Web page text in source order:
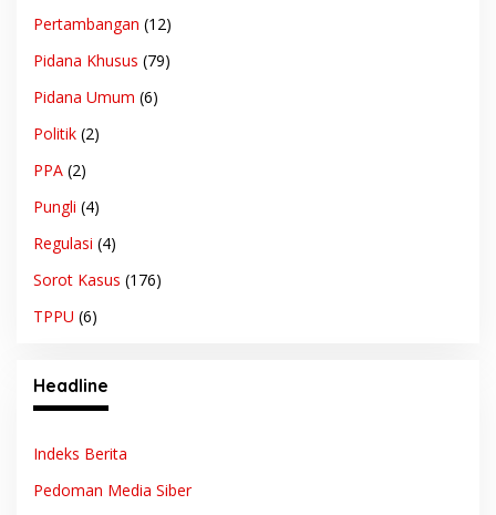
Pertambangan (12)
Pidana Khusus (79)
Pidana Umum (6)
Politik (2)
PPA (2)
Pungli (4)
Regulasi (4)
Sorot Kasus (176)
TPPU (6)
Headline
Indeks Berita
Pedoman Media Siber